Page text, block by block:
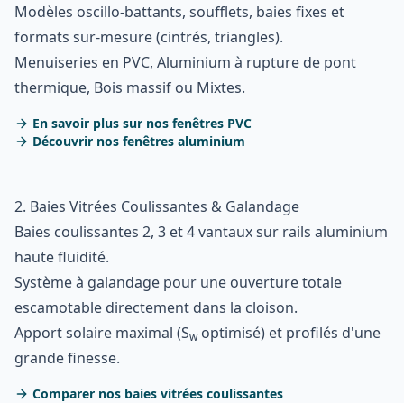
Modèles oscillo-battants, soufflets, baies fixes et
formats sur-mesure (cintrés, triangles).
Menuiseries en PVC, Aluminium à rupture de pont
thermique, Bois massif ou Mixtes.
En savoir plus sur nos fenêtres PVC
Découvrir nos fenêtres aluminium
2. Baies Vitrées Coulissantes & Galandage
Baies coulissantes 2, 3 et 4 vantaux sur rails aluminium
haute fluidité.
Système à galandage pour une ouverture totale
escamotable directement dans la cloison.
Apport solaire maximal (Swoptimisé) et profilés d'une
grande finesse.
Comparer nos baies vitrées coulissantes